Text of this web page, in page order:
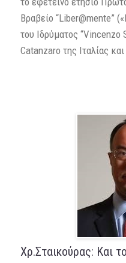
Βραβείο “Liber@mente”
του Ιδρύματος “Vincenzo
Catanzaro της Ιταλίας
Χρ.Σταικούρας: Και